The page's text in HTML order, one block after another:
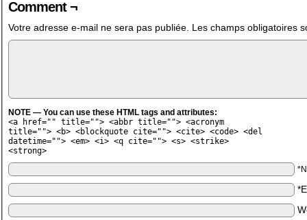
Comment ¬
Votre adresse e-mail ne sera pas publiée. Les champs obligatoires
NOTE — You can use these HTML tags and attributes:
<a href="" title=""> <abbr title=""> <acronym
title=""> <b> <blockquote cite=""> <cite> <code> <del
datetime=""> <em> <i> <q cite=""> <s> <strike>
<strong>